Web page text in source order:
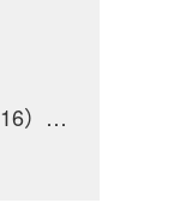
萊州內六角平頭螺栓 不銹鋼（304/316）碳鋼 合金鋼